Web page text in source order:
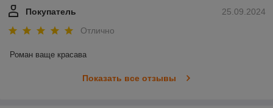
25.09.2024
Покупатель
Отлично
Роман ваще красава
Показать все отзывы